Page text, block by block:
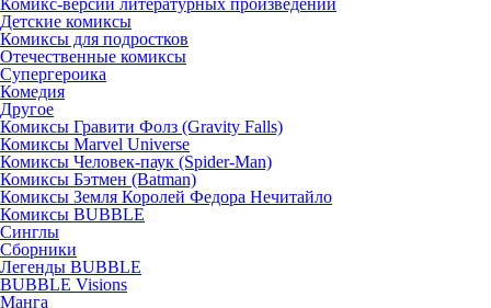
Детские комиксы
Комиксы для подростков
Отечественные комиксы
Супергероика
Комедия
Другое
Комиксы Гравити Фолз (Gravity Falls)
Комиксы Marvel Universe
Комиксы Человек-паук (Spider-Man)
Комиксы Бэтмен (Batman)
Комиксы Земля Королей Федора Нечитайло
Комиксы BUBBLE
Синглы
Сборники
Легенды BUBBLE
BUBBLE Visions
Манга